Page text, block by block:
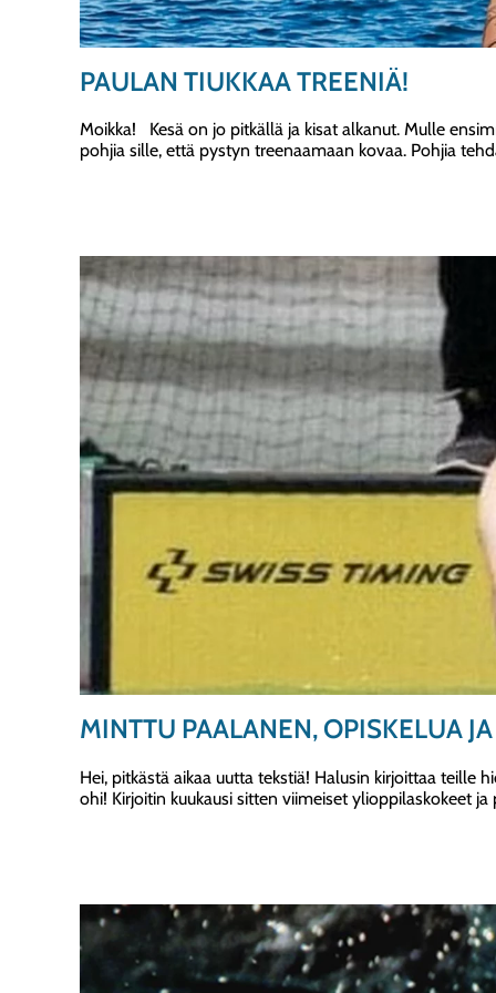
PAULAN TIUKKAA TREENIÄ!
Moikka! Kesä on jo pitkällä ja kisat alkanut. Mulle
pohjia sille, että pystyn treenaamaan kovaa. Pohjia
MINTTU PAALANEN, OPISKELUA
Hei, pitkästä aikaa uutta tekstiä! Halusin kirjoittaa teille
ohi! Kirjoitin kuukausi sitten viimeiset ylioppilaskokeet